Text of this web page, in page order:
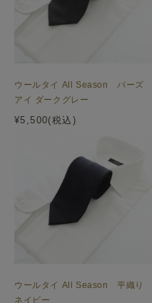
ウールタイ All Season バーズ
アイ ダークグレー
¥5,500(税込)
ウールタイ All Season 平織り
ネイビー